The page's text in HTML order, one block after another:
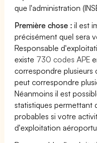
que l'administration
Première chose : il est
précisément quel sera
Responsable
existe 730 codes APE
correspondre plusieurs
peut correspondre
Néanmoins il est
statistiques permettant
probables si votre
d'exploitation